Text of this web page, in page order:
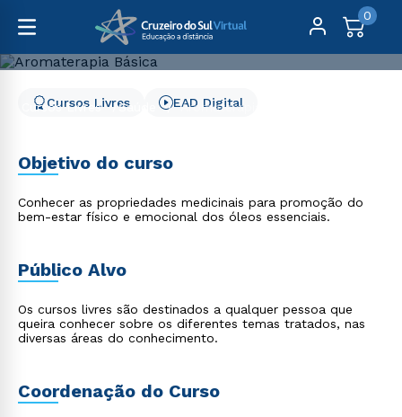
0
Cursos Livres Saúde Aromaterapia Básica
Cursos Livres EAD Digital
Objetivo do curso
Conhecer as propriedades medicinais para promoção do
bem-estar físico e emocional dos óleos essenciais.
Público Alvo
Os cursos livres são destinados a qualquer pessoa que
queira conhecer sobre os diferentes temas tratados, nas
diversas áreas do conhecimento.
Coordenação do Curso